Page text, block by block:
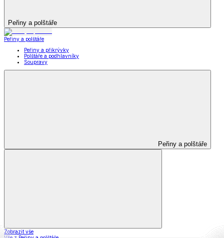
Peřiny a polštáře
Peřiny a polštáře
Peřiny a přikrývky
Polštáře a podhlavníky
Soupravy
Peřiny a polštáře
Zobrazit vše